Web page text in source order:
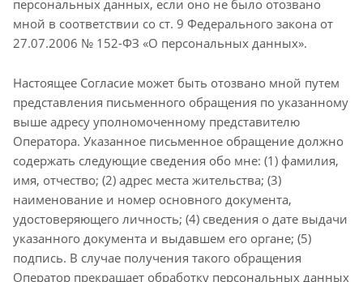
персональных данных, если оно не было отозвано
мной в соответствии со ст. 9 Федерального закона от
27.07.2006 № 152-ФЗ «О персональных данных».
Настоящее Согласие может быть отозвано мной путем
представления письменного обращения по указанному
выше адресу уполномоченному представителю
Оператора. Указанное письменное обращение должно
содержать следующие сведения обо мне: (1) фамилия,
имя, отчество; (2) адрес места жительства; (3)
наименование и номер основного документа,
удостоверяющего личность; (4) сведения о дате выдачи
указанного документа и выдавшем его органе; (5)
подпись. В случае получения такого обращения
Оператор прекращает обработку персональных данных